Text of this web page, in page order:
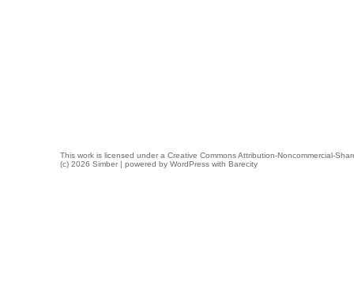
This work is licensed under a Creative Commons Attribution-Noncommercial-
(c) 2026 Simber | powered by WordPress with Barecity